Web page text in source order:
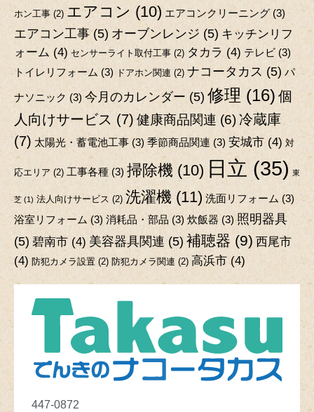
ホン工事 (2) エアコン (10) エアコンクリーニング(3)
エアコン工事(5) オーブンレンジ (5) キッチンリフ
ォーム (4) センサーライト取付工事 (2) タカラ (4) テレビ (3)
トイレリフォーム (3) ドアホン関連 (2) ナコータカス (5) パ
ナソニック (3) 今月のカレンダー (5) 修理 (16) 個
人向けサービス (7) 健康商品関連 (6)冷蔵庫
(7) 太陽光・蓄電池工事 (3) 季節商品関連 (3) 安城市 (4) 対
応エリア (2) 工事各種 (3) 掃除機 (10) 日立 (35) 東
芝 (1) 法人向けサービス (2) 洗濯機 (11) 洗面リフォーム (3)
浴室リフォーム (3) 消耗品・部品 (3) 炊飯器 (3) 照明器具
(5) 碧南市 (4) 美容器具関連 (5) 補聴器 (9) 西尾市
(4) 防犯カメラ設置 (2) 防犯カメラ関連 (2) 高浜市(4)
447-0872